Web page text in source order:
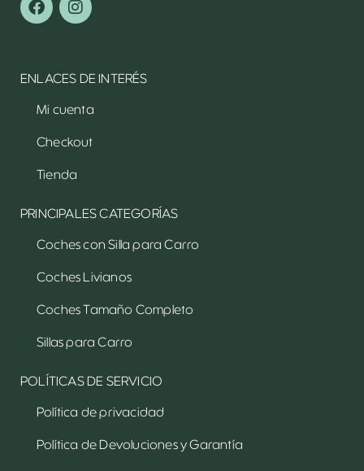
ENLACES DE INTERÉS
Mi cuenta
Checkout
Tienda
PRINCIPALES CATEGORÍAS
Coches con Silla para Carro
Coches Livianos
Coches Tamaño Completo
Sillas para Carro
POLÍTICAS DE SERVICIO
Política de privacidad
Política de Devoluciones y Garantía